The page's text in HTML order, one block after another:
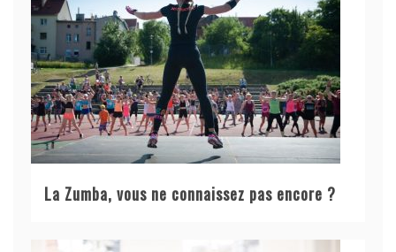
La Zumba, vous ne connaissez pas encore ?